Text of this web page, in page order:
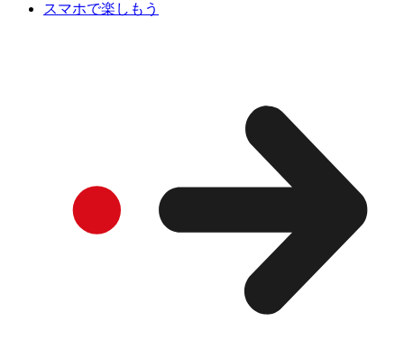
スマホで楽しもう